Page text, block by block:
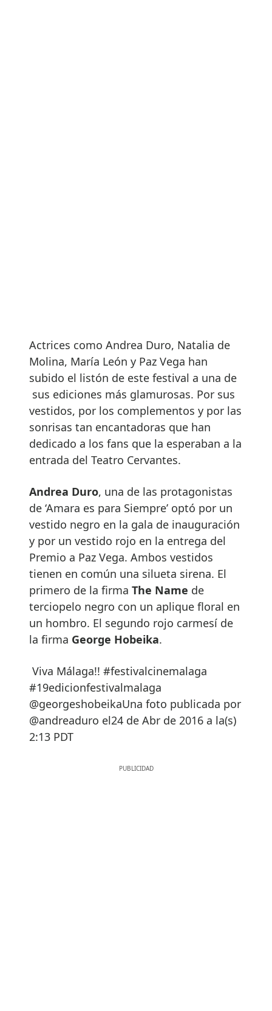
Actrices como Andrea Duro, Natalia de
Molina, María León y Paz Vega han
subido el listón de este festival a una de
sus ediciones más glamurosas. Por sus
vestidos, por los complementos y por las
sonrisas tan encantadoras que han
dedicado a los fans que la esperaban a la
entrada del Teatro Cervantes.
Andrea Duro, una de las protagonistas
de ‘Amara es para Siempre’ optó por un
vestido negro en la gala de inauguración
y por un vestido rojo en la entrega del
Premio a Paz Vega. Ambos vestidos
tienen en común una silueta sirena. El
primero de la firma The Name de
terciopelo negro con un aplique floral en
un hombro. El segundo rojo carmesí de
la firma George Hobeika.
Viva Málaga!! #festivalcinemalaga
#19edicionfestivalmalaga
@georgeshobeikaUna foto publicada por
@andreaduro el24 de Abr de 2016 a la(s)
2:13 PDT